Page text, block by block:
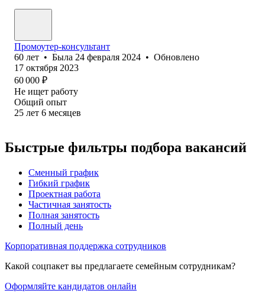
Промоутер-консультант
60 лет • Была 24 февраля 2024 • Обновлено
17 октября 2023
60 000 ₽
Не ищет работу
Общий опыт
25 лет 6 месяцев
Быстрые фильтры подбора вакансий
Сменный график
Гибкий график
Проектная работа
Частичная занятость
Полная занятость
Полный день
Корпоративная поддержка сотрудников
Какой соцпакет вы предлагаете семейным сотрудникам?
Оформляйте кандидатов онлайн